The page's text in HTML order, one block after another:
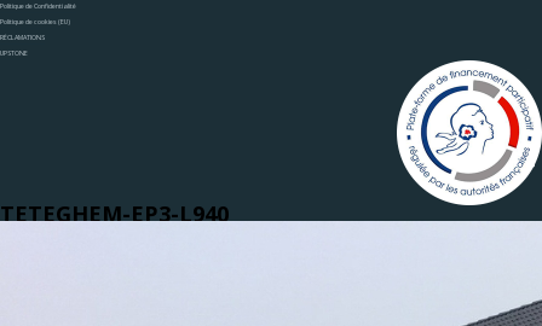
Politique de Confidentialité
Politique de cookies (EU)
RÉCLAMATIONS
UPSTONE
TETEGHEM-EP3-L940